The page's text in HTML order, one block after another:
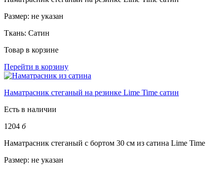
Размер: не указан
Ткань: Сатин
Товар в корзине
Перейти в корзину
Наматрасник стеганый на резинке Lime Time сатин
Есть в наличии
1204 б
Наматрасник стеганый с бортом 30 см из сатина Lime Time
Размер: не указан